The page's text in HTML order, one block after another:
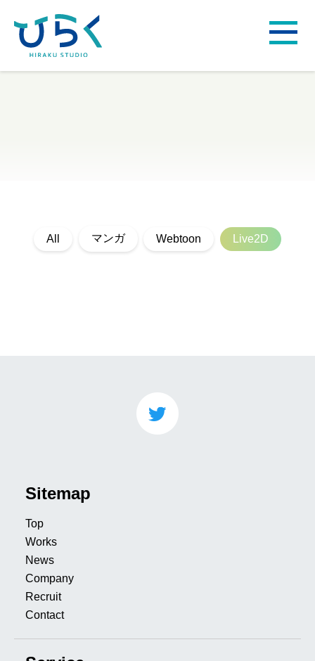
All マンガ Webtoon Live2D
Sitemap
Top
Works
News
Company
Recruit
Contact